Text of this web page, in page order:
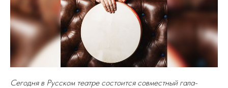
Сегодня в Русском театре состоится совместный гала-